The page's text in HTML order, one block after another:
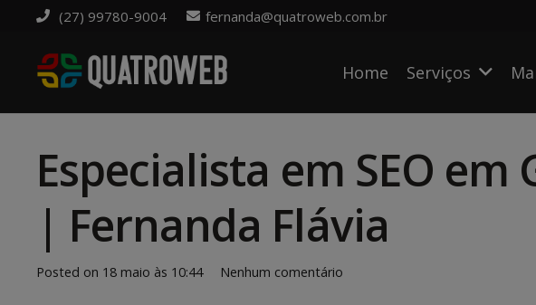
(27) 99780-9004 fernanda@quatroweb.com.br
Home Serviços
Especialista em SEO em
| Fernanda Flávia
Posted on 18 maio às 10:44 Nenhum comentário